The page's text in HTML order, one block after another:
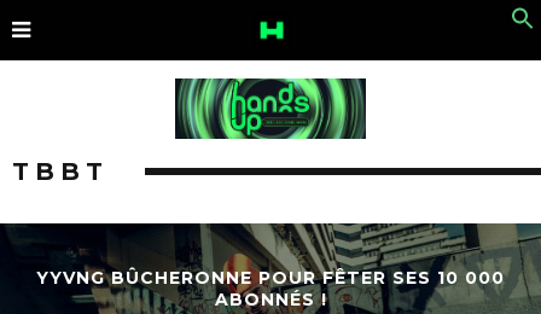
TBBT
YYVNG BÛCHERONNE POUR FÊTER SES 10 000
ABONNÉS !